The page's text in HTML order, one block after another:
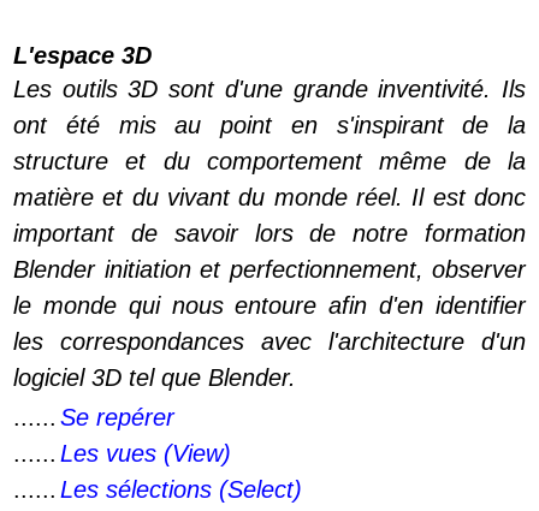
L'espace 3D
Les outils 3D sont d'une grande inventivité. Ils
ont été mis au point en s'inspirant de la
structure et du comportement même de la
matière et du vivant du monde réel. Il est donc
important de savoir lors de notre formation
Blender initiation et perfectionnement, observer
le monde qui nous entoure afin d'en identifier
les correspondances avec l'architecture d'un
logiciel 3D tel que Blender.
...... Se repérer
...... Les vues (View)
...... Les sélections (Select)